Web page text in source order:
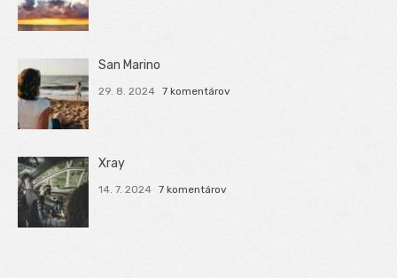
San Marino
29. 8. 2024 7 komentárov
Xray
14. 7. 2024 7 komentárov